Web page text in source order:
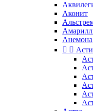
Аконит
Анемона
 